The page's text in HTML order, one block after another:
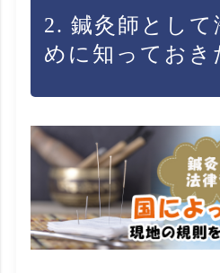
2. 鍼灸師として
めに知っておき